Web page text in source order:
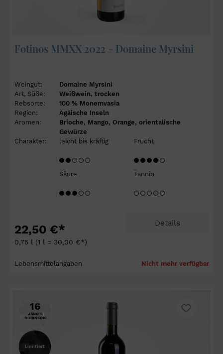
Fotinos MMXX 2022 - Domaine Myrsini
Weingut:
Domaine Myrsini
Art, Süße:
Weißwein, trocken
Rebsorte:
100 % Monemvasia
Region:
Ägäische Inseln
Aromen:
Brioche, Mango, Orange, orientalische
Gewürze
Charakter:
leicht bis kräftig Frucht
Säure Tannin
22,50 €*
0,75 l (1 l = 30,00 €*)
Details
Lebensmittelangaben Nicht mehr verfügbar
16
JANCIS
ROBINSON
Limitiert